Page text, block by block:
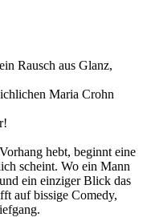
Rausch aus Glanz,
Maria Crohn
hebt, beginnt eine
scheint. Wo ein Mann
ein einziger Blick das
auf bissige Comedy,